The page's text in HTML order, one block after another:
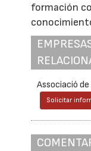
formación
Associació
Solicitar